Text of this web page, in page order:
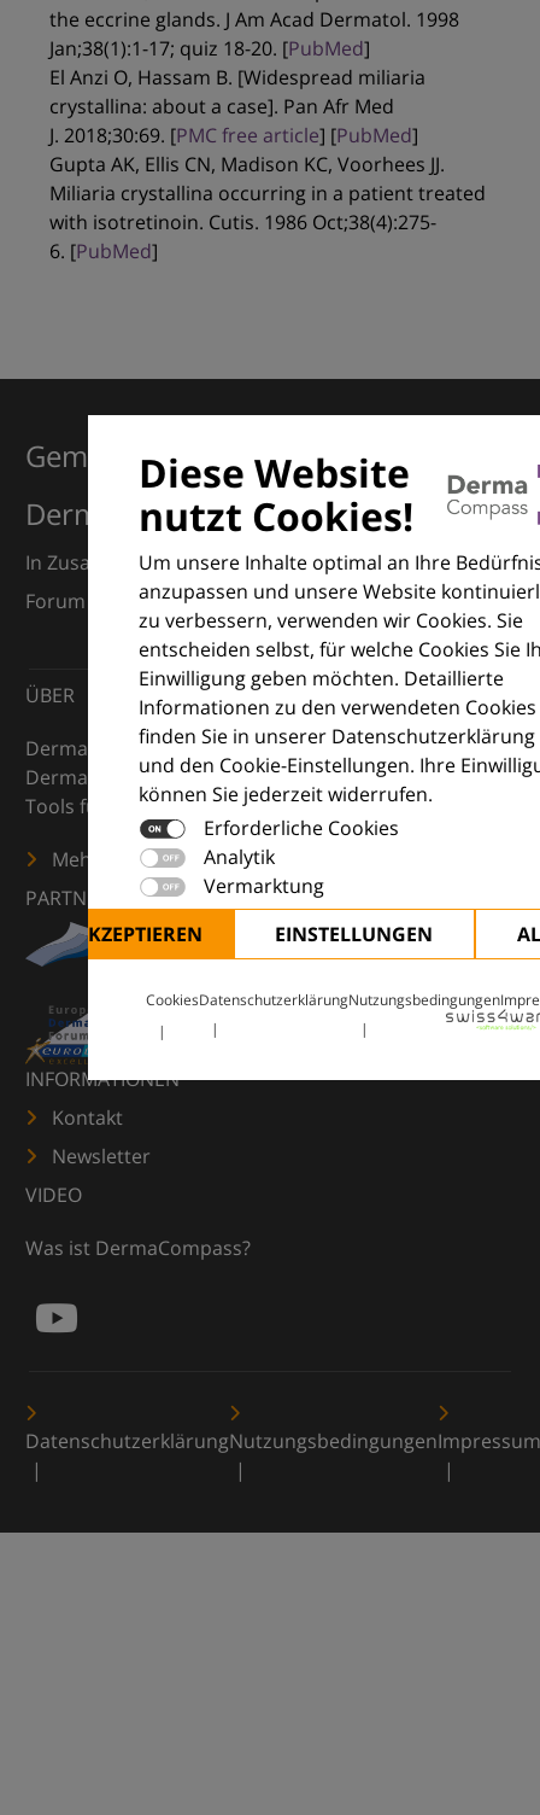
the eccrine glands. J Am Acad Dermatol. 1998
Jan;38(1):1-17; quiz 18-20. [PubMed]
El Anzi O, Hassam B. [Widespread miliaria
crystallina: about a case]. Pan Afr Med
J. 2018;30:69. [PMC free article] [PubMed]
Gupta AK, Ellis CN, Madison KC, Voorhees JJ.
Miliaria crystallina occurring in a patient treated
with isotretinoin. Cutis. 1986 Oct;38(4):275-
6. [PubMed]
Diese Website
nutzt Cookies!
Um unsere Inhalte optimal an Ihre
anzupassen und unsere Website
zu verbessern, verwenden wir Cookies. Sie
entscheiden selbst, für welche Cookies Sie
Einwilligung geben möchten. Detaillierte
Informationen zu den verwendeten Cookies
finden Sie in unserer Datenschutzerklärung
und den Cookie-Einstellungen. Ihre
können Sie jederzeit widerrufen.
Erforderliche Cookies
Analytik
Vermarktung
ALLE AKZEPTIEREN
EINSTELLUNGEN
CookiesDatenschutzerklärungNutzungsbedingungen
Gemeinsam für Exzellenz in der
Dermatologie
In Zusammenarbeit mit dem European Dermatology
Forum (EDF) und Euroderm Excellence
ÜBER
DermaCompass ist Ihr digitaler Kompass für die
Dermatologie – mit Wissen, Bildern und praktischen
Tools für den klinischen Alltag.
Mehr erfahren
PARTNER
INFORMATIONEN
Kontakt
Newsletter
VIDEO
Was ist DermaCompass?
DatenschutzerklärungNutzungsbedingungenImpressum